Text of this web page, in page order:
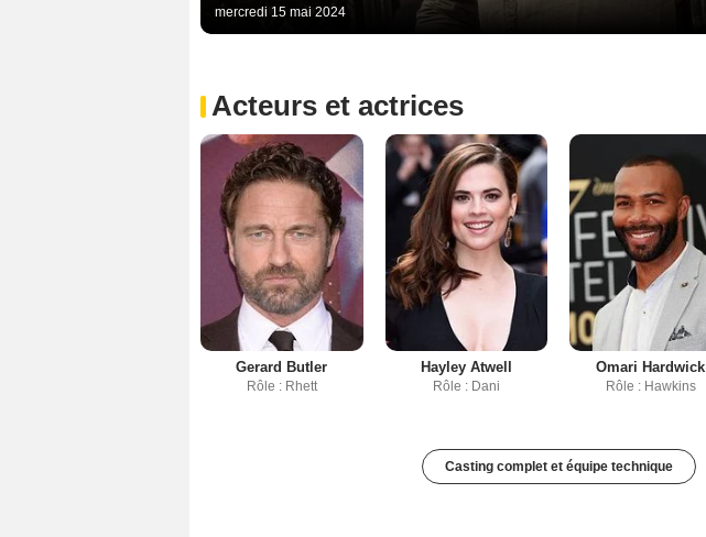
mercredi 15 mai 2024
Acteurs et actrices
Gerard Butler
Rôle : Rhett
Hayley Atwell
Rôle : Dani
Omari Hardwick
Rôle : Hawkins
Casting complet et équipe technique